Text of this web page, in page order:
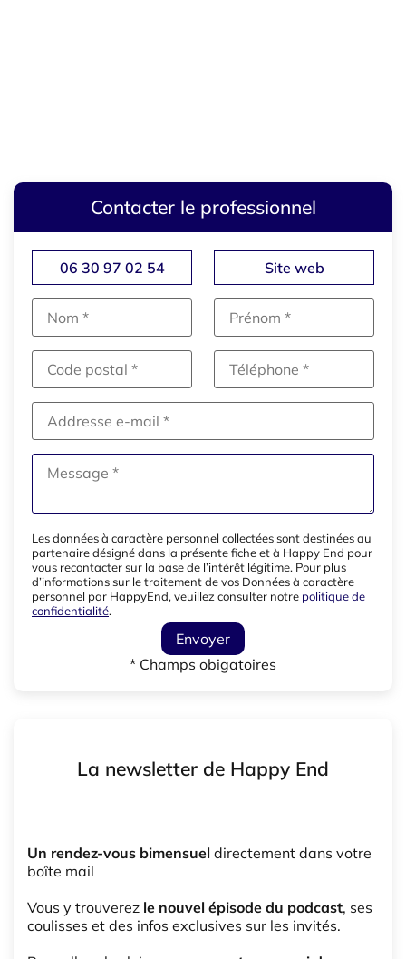
Contacter le professionnel
06 30 97 02 54 Site web
Les données à caractère personnel collectées sont destinées au
partenaire désigné dans la présente fiche et à Happy End pour
vous recontacter sur la base de l’intérêt légitime. Pour plus
d’informations sur le traitement de vos Données à caractère
personnel par HappyEnd, veuillez consulter notre politique de
confidentialité.
Envoyer
* Champs obigatoires
La newsletter de Happy End
Un rendez-vous bimensuel directement dans votre
boîte mail
Vous y trouverez le nouvel épisode du podcast, ses
coulisses et des infos exclusives sur les invités.